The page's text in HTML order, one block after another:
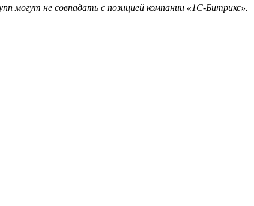
могут не совпадать с позицией компании «1С-Битрикс».